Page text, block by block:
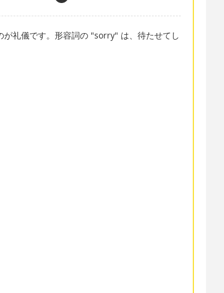
礼儀です。形容詞の "sorry" は、待たせてし